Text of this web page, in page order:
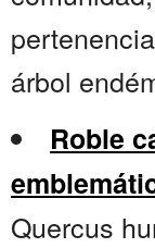
árbol
Roble
Quercus